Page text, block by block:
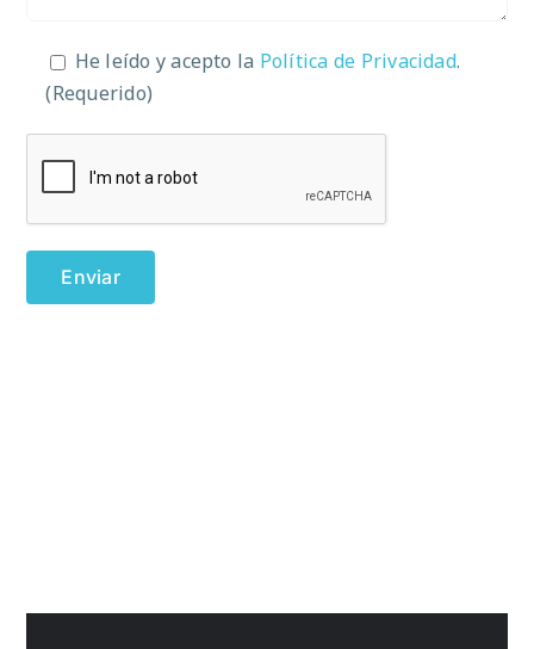
He leído y acepto la Política de Privacidad.
(Requerido)